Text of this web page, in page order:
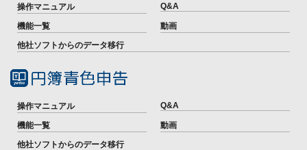
操作マニュアル Q&A
機能一覧
動画
他社ソフトからのデータ移行
操作マニュアル Q&A
機能一覧
動画
他社ソフトからのデータ移行